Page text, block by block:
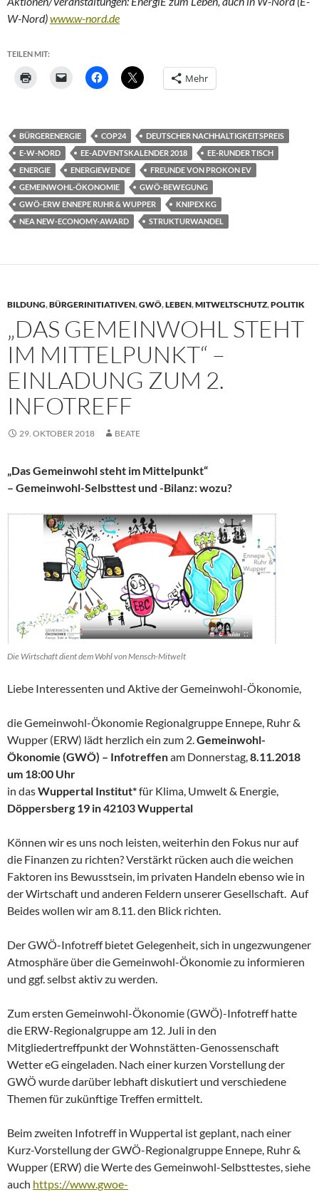
W-Nord)www.w-nord.de
TEILEN MIT:
Mehr
BÜRGERENERGIE COP24
DEUTSCHER NACHHALTIGKEITSPREIS
E-W-NORD
EE-ADVENTSKALENDER 2018
EE-RUNDER TISCH
ENERGIE
ENERGIEWENDE
FREUNDE VON PROKON EV
GEMEINWOHL-ÖKONOMIE
GWÖ-BEWEGUNG
GWÖ-ERW ENNEPE RUHR & WUPPER
KNIPEX KG
NEA NEW-ECONOMY-AWARD
STRUKTURWANDEL
BILDUNG,BÜRGERINITIATIVEN,GWÖ,LEBEN,MITWELTSCHUTZ,POLITIK
„DAS GEMEINWOHL STEHT
IM MITTELPUNKT“ –
EINLADUNG ZUM 2.
INFOTREFF
29. OKTOBER 2018 BEATE
„Das Gemeinwohl steht im Mittelpunkt“
– Gemeinwohl-Selbsttest und -Bilanz: wozu?
Die Wirtschaft dient dem Wohl von Mensch-Mitwelt
Liebe Interessenten und Aktive der Gemeinwohl-Ökonomie,
die Gemeinwohl-Ökonomie Regionalgruppe Ennepe, Ruhr &
Wupper (ERW) lädt herzlich ein zum 2.Gemeinwohl-
Ökonomie (GWÖ) – Infotreffenam Donnerstag,8.11.2018
um 18:00 Uhr
in dasWuppertal Institut*für Klima, Umwelt & Energie,
Döppersberg 19 in 42103 Wuppertal
Können wir es uns noch leisten, weiterhin den Fokus nur auf
die Finanzen zu richten? Verstärkt rücken auch die weichen
Faktoren ins Bewusstsein, im privaten Handeln ebenso wie in
der Wirtschaft und anderen Feldern unserer Gesellschaft. Auf
Beides wollen wir am 8.11. den Blick richten.
Der GWÖ-Infotreff bietet Gelegenheit, sich in ungezwungener
Atmosphäre über die Gemeinwohl-Ökonomie zu informieren
und ggf. selbst aktiv zu werden.
Zum ersten Gemeinwohl-Ökonomie (GWÖ)-Infotreff hatte
die ERW-Regionalgruppe am 12. Juli in den
Mitgliedertreffpunkt der Wohnstätten-Genossenschaft
Wetter eG eingeladen. Nach einer kurzen Vorstellung der
GWÖ wurde darüber lebhaft diskutiert und verschiedene
Themen für zukünftige Treffen ermittelt.
Beim zweiten Infotreff in Wuppertal ist geplant, nach einer
Kurz-Vorstellung der GWÖ-Regionalgruppe Ennepe, Ruhr &
Wupper (ERW) die Werte des Gemeinwohl-Selbsttestes, siehe
auch https://www.gwoe-